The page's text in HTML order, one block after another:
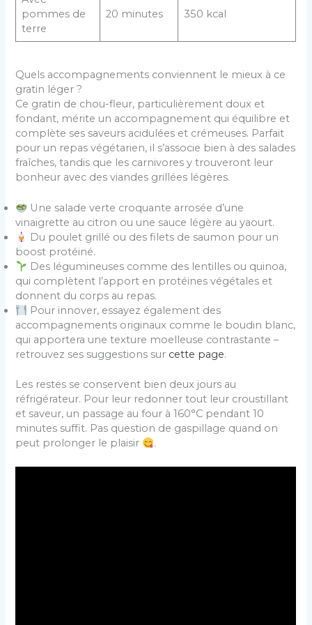
pommes de
terre
20 minutes 350 kcal
Quels accompagnements conviennent le mieux à ce
gratin léger ?
Ce gratin de chou-fleur, particulièrement doux et
fondant, mérite un accompagnement qui équilibre et
complète ses saveurs acidulées et crémeuses. Parfait
pour un repas végétarien, il s’associe bien à des salades
fraîches, tandis que les carnivores y trouveront leur
bonheur avec des viandes grillées légères.
Une salade verte croquante arrosée d’une
vinaigrette au citron ou une sauce légère au yaourt.
Du poulet grillé ou des filets de saumon pour un
boost protéiné.
Des légumineuses comme des lentilles ou quinoa,
qui complètent l’apport en protéines végétales et
donnent du corps au repas.
Pour innover, essayez également des
accompagnements originaux comme le boudin blanc,
qui apportera une texture moelleuse contrastante –
retrouvez ses suggestions sur cette page.
Les restes se conservent bien deux jours au
réfrigérateur. Pour leur redonner tout leur croustillant
et saveur, un passage au four à 160°C pendant 10
minutes suffit. Pas question de gaspillage quand on
peut prolonger le plaisir
.